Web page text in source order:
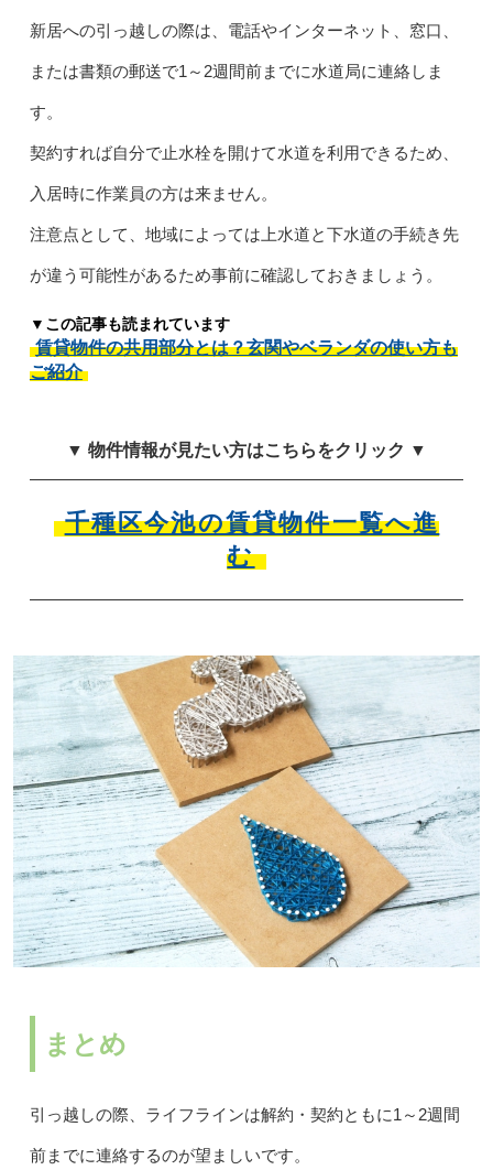
新居への引っ越しの際は、電話やインターネット、窓口、
または書類の郵送で1～2週間前までに水道局に連絡しま
す。
契約すれば自分で止水栓を開けて水道を利用できるため、
入居時に作業員の方は来ません。
注意点として、地域によっては上水道と下水道の手続き先
が違う可能性があるため事前に確認しておきましょう。
▼この記事も読まれています
賃貸物件の共用部分とは？玄関やベランダの使い方も
ご紹介
▼ 物件情報が見たい方はこちらをクリック ▼
千種区今池の賃貸物件一覧へ進
む
まとめ
引っ越しの際、ライフラインは解約・契約ともに1～2週間
前までに連絡するのが望ましいです。